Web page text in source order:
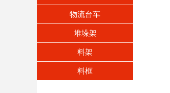
物流台车
堆垛架
料架
料框